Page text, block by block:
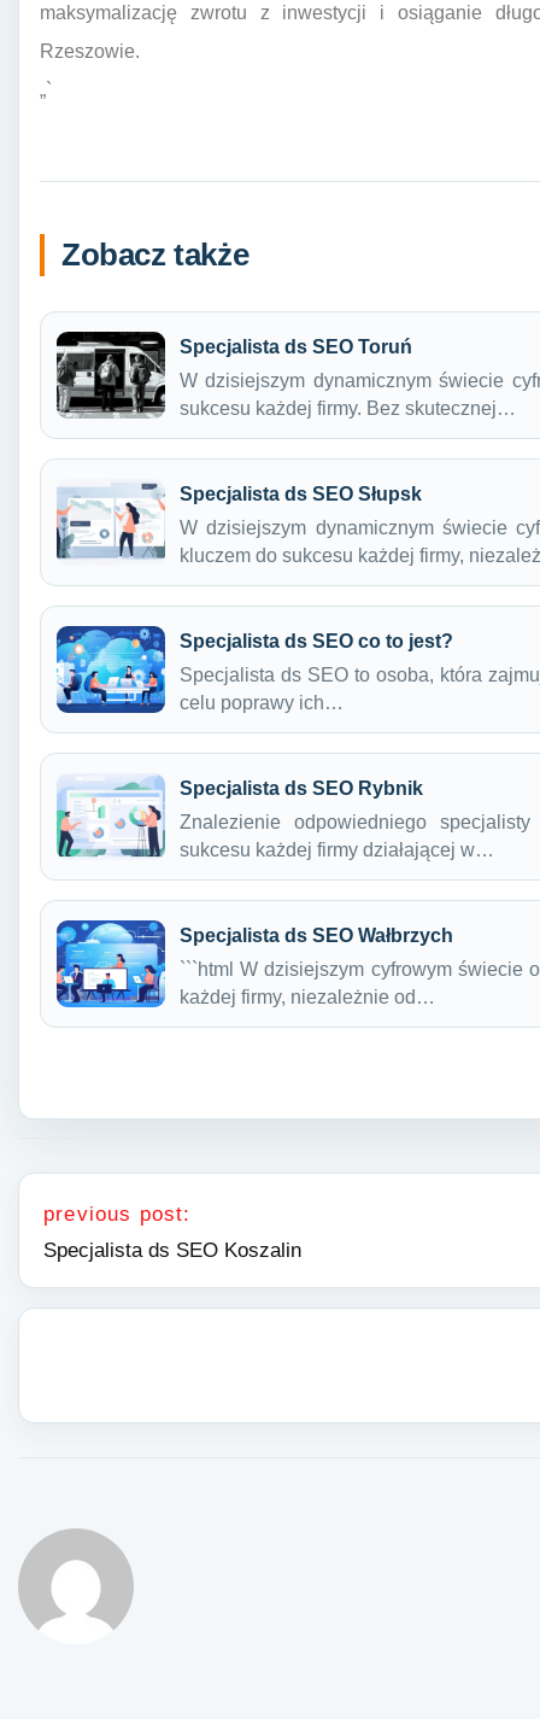
maksymalizację zwrotu z inwestycji i osiąganie
Rzeszowie.
„`
Zobacz także
Specjalista ds SEO Toruń
W dzisiejszym dynamicznym świecie
sukcesu każdej firmy. Bez skutecznej…
Specjalista ds SEO Słupsk
W dzisiejszym dynamicznym świecie
kluczem do sukcesu każdej firmy,
Specjalista ds SEO co to jest?
Specjalista ds SEO to osoba, która
celu poprawy ich…
Specjalista ds SEO Rybnik
Znalezienie odpowiedniego
sukcesu każdej firmy działającej w…
Specjalista ds SEO Wałbrzych
```html W dzisiejszym cyfrowym świecie
każdej firmy, niezależnie od…
Nawigacja wpisu
previous post:
Specjalista ds SEO Koszalin